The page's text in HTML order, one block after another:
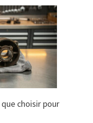
choisir pour